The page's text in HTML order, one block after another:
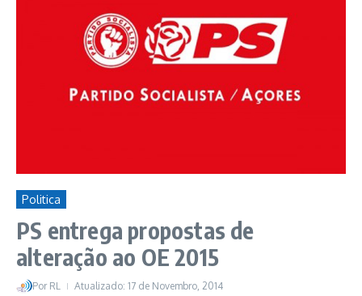
Politica
PS entrega propostas de
alteração ao OE 2015
Por RL Atualizado: 17 de Novembro, 2014